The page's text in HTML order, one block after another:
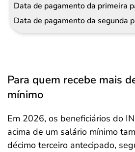
Para quem recebe mais
mínimo
Em 2026, os beneficiários do
acima de um salário mínimo
décimo terceiro antecipado,